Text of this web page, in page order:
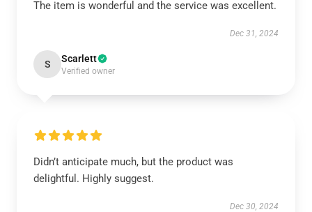
The item is wonderful and the service was excellent.
Dec 31, 2024
S Scarlett
Verified owner
Didn’t anticipate much, but the product was
delightful. Highly suggest.
Dec 30, 2024